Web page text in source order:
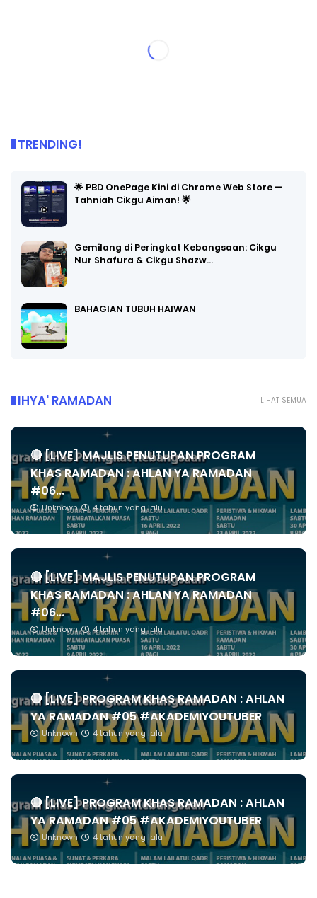
TRENDING!
🌟 PBD OnePage Kini di Chrome Web Store —
Tahniah Cikgu Aiman! 🌟
Gemilang di Peringkat Kebangsaan: Cikgu
Nur Shafura & Cikgu Shazw…
BAHAGIAN TUBUH HAIWAN
LIHAT SEMUA
IHYA' RAMADAN
🔴 [LIVE] MAJLIS PENUTUPAN PROGRAM
KHAS RAMADAN : AHLAN YA RAMADAN
#06...
Unknown 4 tahun yang lalu
🔴 [LIVE] MAJLIS PENUTUPAN PROGRAM
KHAS RAMADAN : AHLAN YA RAMADAN
#06...
Unknown 4 tahun yang lalu
🔴 [LIVE] PROGRAM KHAS RAMADAN : AHLAN
YA RAMADAN #05 #AKADEMIYOUTUBER
Unknown 4 tahun yang lalu
🔴 [LIVE] PROGRAM KHAS RAMADAN : AHLAN
YA RAMADAN #05 #AKADEMIYOUTUBER
Unknown 4 tahun yang lalu